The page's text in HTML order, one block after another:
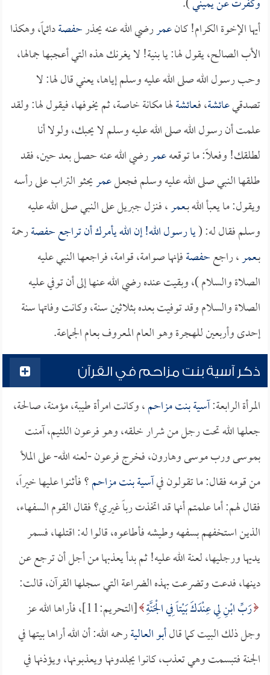
أيها الإخوة الكرام! كانعمررضي الله عنه يحذرحفصةدائماً، وهكذا
الأب الصالح، يقول لها: يا بنية! لا يغرنك هذه التي أعجبها جمالها،
وحب رسول الله صلى الله عليه وسلم إياها، يعني قال لها: لا
تصدقيعائشة، فـعائشةلها مكانة خاصة، ثم يخوفها، فيقول لها: ولقد
علمت أن رسول الله صلى الله عليه وسلم لا يحبك، ولولا أنا
لطلقك! وفعلاً: ما توقعهعمررضي الله عنه حصل بعد حين، فقد
طلقها النبي صلى الله عليه وسلم فجعلعمريحثو التراب على رأسه
ويقول: ما يعبأ الله بــعمر، فنزل جبريل على النبي صلى الله عليه
وسلم فقال له: (يا رسول الله! إن الله يأمرك أن تراجعحفصةرحمة
بــعمر، راجعحفصةفإنها صوامة، قوامة، فراجعها النبي عليه
الصلاة والسلام )، وبقيت عنده رضي الله عنها إلى أن توفي عليه
الصلاة والسلام وقد توفيت بعده بثلاثين سنة، وكانت وفاتها سنة
إحدى وأربعين للهجرة وهو العام المعروف بعام الجماعة.
ذكر آسية بنت مزاحم في القرآن
المرأة الرابعة:آسية بنت مزاحم، وكانت امرأة طيبة، مؤمنة، صالحة،
جعلها الله تحت رجل من شرار خلقه، وهو فرعون اللئيم، آمنت
بموسى ورب موسى وهارون، فخرج فرعون -لعنه الله- على الملأ
من قومه فقال: ما تقولون فيآسية بنت مزاحم؟ فأثنوا عليها خيراً،
فقال لهم: أما علمتم أنها قد اتخذت رباً غيري؟ فقال القوم السفهاء،
الذين استخفهم بسفهه وطيشه فأطاعوه، قالوا له: اقتلها، فسمر
يديها ورجليها، لعنة الله عليه! ثم بدأ يعذبها من أجل أن ترجع عن
دينها، فدعت وتضرعت بهذه الضراعة التي سجلها القرآن، قالت:
رَبِّ ابْنِ لِي عِنْدَكَ بَيْتاً فِي الْجَنَّةِ
[التحريم:11]، فأراها الله عز
وجل ذلك البيت كما قالأبو العاليةرحمه الله: أن الله أراها بيتها في
الجنة فتبسمت وهي تعذب، كانوا يجلدونها ويعذبونها، ويؤذنها في